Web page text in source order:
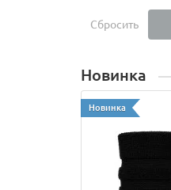
Сбросить
Новинка
Новинка